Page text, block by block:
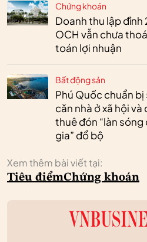
Chứng khoán
Doanh thu lập đỉnh
OCH vẫn chưa
toán lợi nhuận
Bất động sản
Phú Quốc chuẩn
căn nhà ở xã hội và
thuê đón “làn sóng
gia” đổ bộ
Xem thêm bài viết tại:
Tiêu điểmChứng khoán